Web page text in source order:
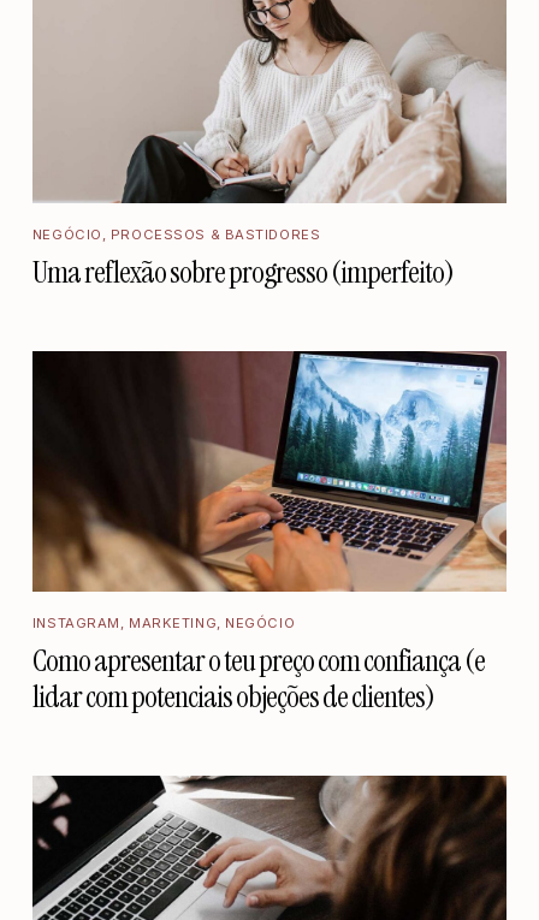
NEGÓCIO , PROCESSOS & BASTIDORES
Uma reflexão sobre progresso (imperfeito)
INSTAGRAM , MARKETING, NEGÓCIO
Como apresentar o teu preço com confiança (e
lidar com potenciais objeções de clientes)